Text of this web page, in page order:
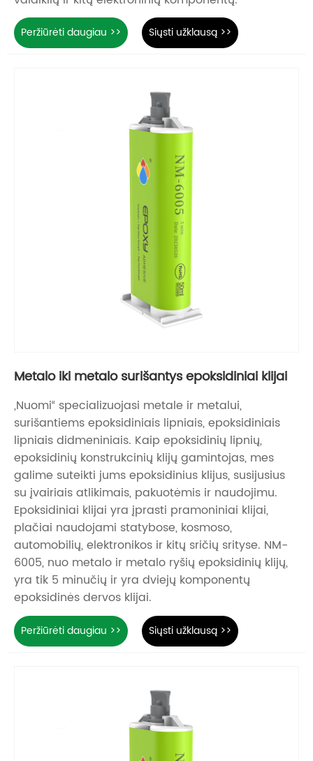
Peržiūrėti daugiau >> Siųsti užklausą >>
Metalo iki metalo surišantys epoksidiniai klijai
„Nuomi“ specializuojasi metale ir metalui,
surišantiems epoksidiniais lipniais, epoksidiniais
lipniais didmeniniais. Kaip epoksidinių lipnių,
epoksidinių konstrukcinių klijų gamintojas, mes
galime suteikti jums epoksidinius klijus, susijusius
su įvairiais atlikimais, pakuotėmis ir naudojimu.
Epoksidiniai klijai yra įprasti pramoniniai klijai,
plačiai naudojami statybose, kosmoso,
automobilių, elektronikos ir kitų sričių srityse. NM-
6005, nuo metalo ir metalo ryšių epoksidinių klijų,
yra tik 5 minučių ir yra dviejų komponentų
epoksidinės dervos klijai.
Peržiūrėti daugiau >> Siųsti užklausą >>